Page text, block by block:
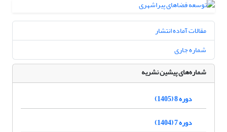
مقالات آماده انتشار
شماره جاری
شماره‌های پیشین نشریه
دوره 8 (1405)
دوره 7 (1404)